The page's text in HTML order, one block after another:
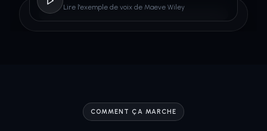
Lire l'exemple de voix de Maeve Wiley
COMMENT ÇA MARCHE